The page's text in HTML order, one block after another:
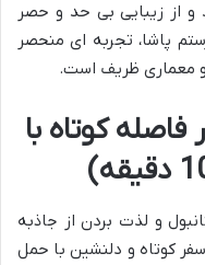
از زیبایی بی حد و حصر
پاشا، تجربه ای منحصر
و معماری ظریف است.
کوتاه با
و لذت بردن از جاذبه
کوتاه و دلنشین با حمل